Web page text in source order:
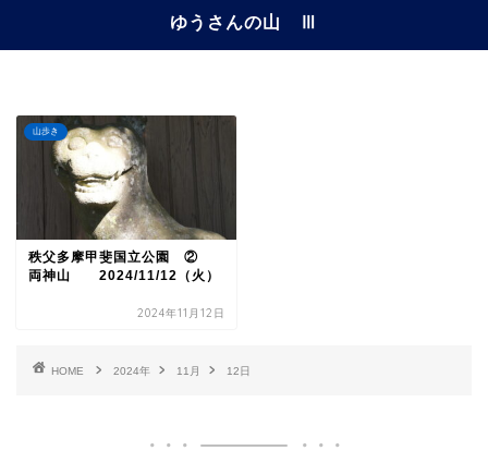
ゆうさんの山 Ⅲ
山歩き
秩父多摩甲斐国立公園 ②
両神山 2024/11/12（火）
2024年11月12日
HOME 2024年 11月 12日